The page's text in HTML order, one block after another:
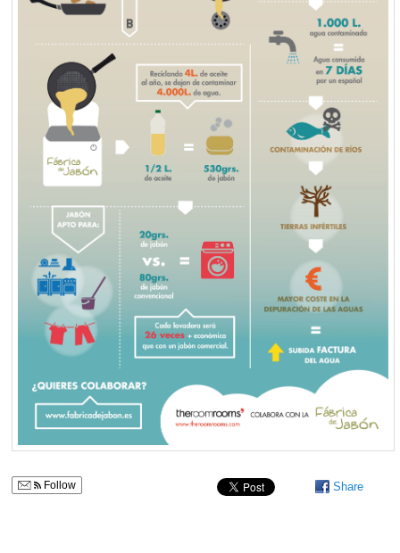
Follow Share